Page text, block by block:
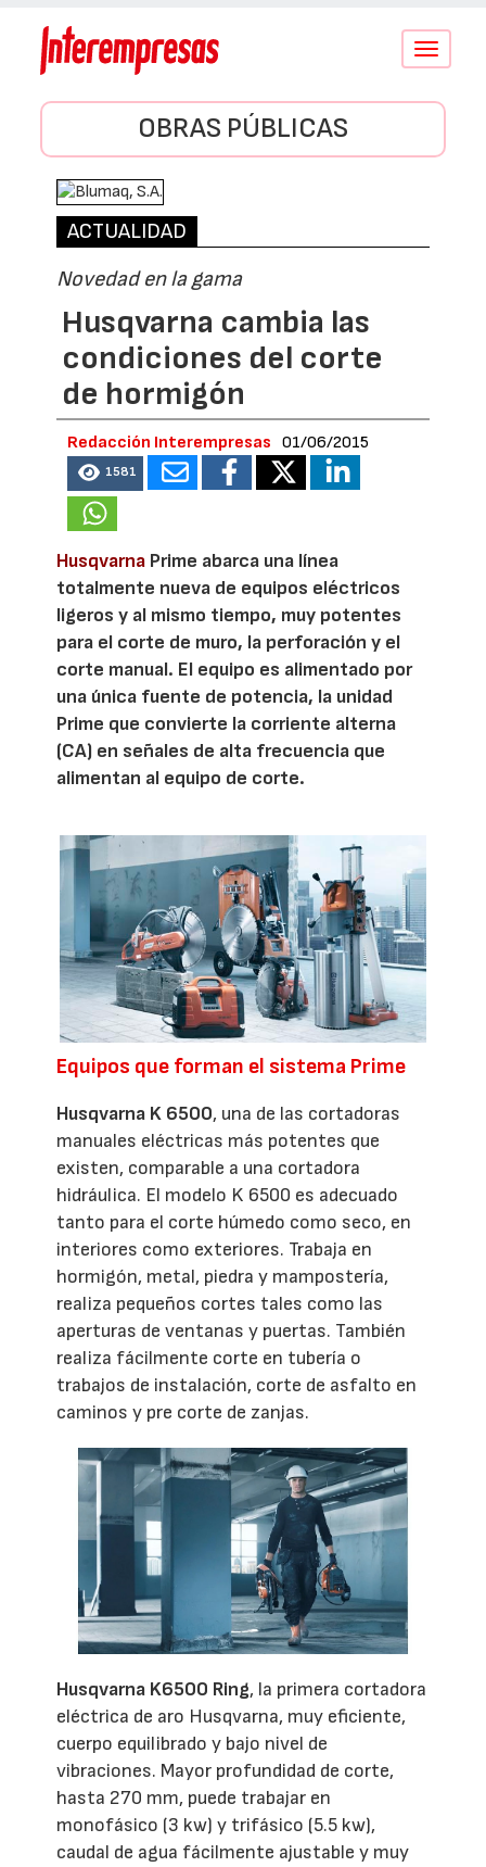
Conmutar
OBRAS PÚBLICAS
ACTUALIDAD
Novedad en la gama
Husqvarna cambia las
condiciones del corte
de hormigón
Redacción Interempresas 01/06/2015
1581
Husqvarna Prime abarca una línea
totalmente nueva de equipos eléctricos
ligeros y al mismo tiempo, muy potentes
para el corte de muro, la perforación y el
corte manual. El equipo es alimentado por
una única fuente de potencia, la unidad
Prime que convierte la corriente alterna
(CA) en señales de alta frecuencia que
alimentan al equipo de corte.
Equipos que forman el sistema Prime
Husqvarna K 6500, una de las cortadoras
manuales eléctricas más potentes que
existen, comparable a una cortadora
hidráulica. El modelo K 6500 es adecuado
tanto para el corte húmedo como seco, en
interiores como exteriores. Trabaja en
hormigón, metal, piedra y mampostería,
realiza pequeños cortes tales como las
aperturas de ventanas y puertas. También
realiza fácilmente corte en tubería o
trabajos de instalación, corte de asfalto en
caminos y pre corte de zanjas.
Husqvarna K6500 Ring, la primera cortadora
eléctrica de aro Husqvarna, muy eficiente,
cuerpo equilibrado y bajo nivel de
vibraciones. Mayor profundidad de corte,
hasta 270 mm, puede trabajar en
monofásico (3 kw) y trifásico (5.5 kw),
caudal de agua fácilmente ajustable y muy